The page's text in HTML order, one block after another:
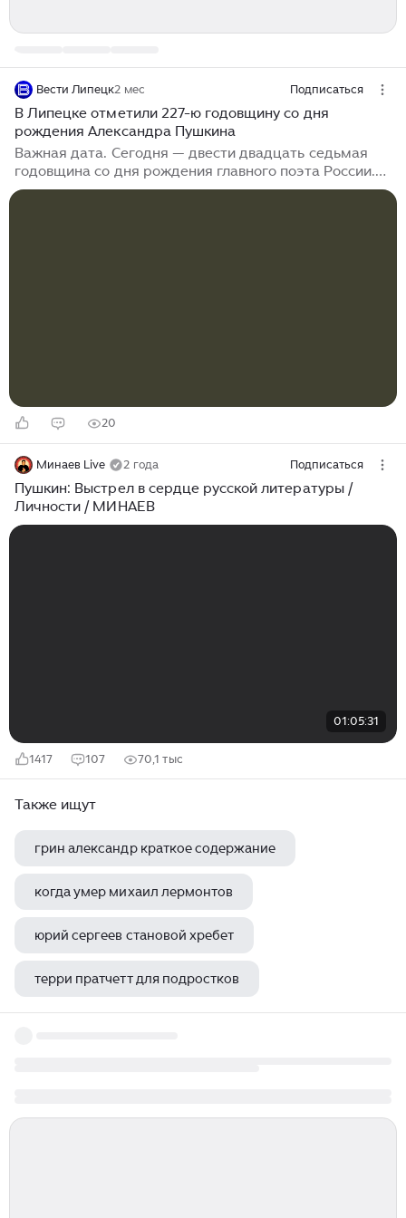
Вести Липецк2 мес Подписаться
В Липецке отметили 227-ю годовщину со дня
рождения Александра Пушкина
Важная дата. Сегодня — двести двадцать седьмая
годовщина со дня рождения главного поэта России.
Стихи Александра Пушкина в нашей стране знают
20
Минаев Live 2 года Подписаться
Пушкин: Выстрел в сердце русской литературы /
Личности / МИНАЕВ
01:05:31
1417 107 70,1 тыс
Также ищут
грин александр краткое содержание
когда умер михаил лермонтов
юрий сергеев становой хребет
терри пратчетт для подростков